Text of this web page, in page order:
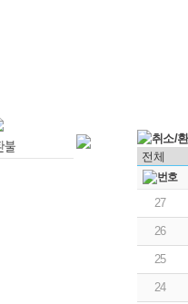
27
26
25
24